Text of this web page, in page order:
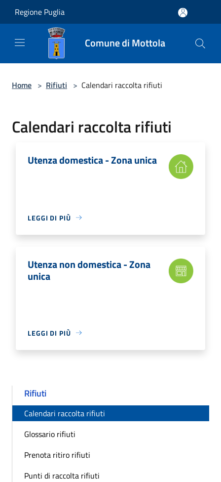
Regione Puglia
Comune di Mottola
Home > Rifiuti > Calendari raccolta rifiuti
Calendari raccolta rifiuti
Utenza domestica - Zona unica
LEGGI DI PIÙ
Utenza non domestica - Zona
unica
LEGGI DI PIÙ
Rifiuti
Calendari raccolta rifiuti
Glossario rifiuti
Prenota ritiro rifiuti
Punti di raccolta rifiuti